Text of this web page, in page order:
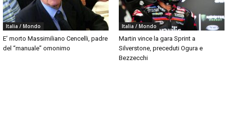
Italia / Mondo
E’ morto Massimiliano Cencelli, padre
del “manuale” omonimo
Italia / Mondo
Martin vince la gara Sprint a
Silverstone, preceduti Ogura e
Bezzecchi